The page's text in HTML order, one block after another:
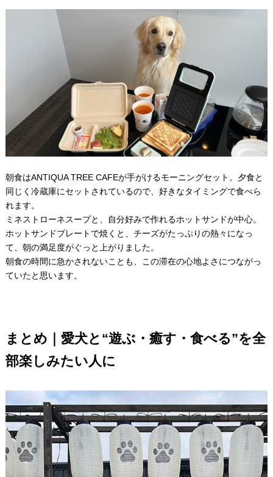
朝食はANTIQUA TREE CAFEが手がけるモーニングセット。夕食と
同じく冷蔵庫にセットされているので、好きなタイミングで食べら
れます。
ミネストローネスープと、自分好みで作れるホットサンドが中心。
ホットサンドプレートで焼くと、チーズがたっぷりの熱々になっ
て、朝の満足度がぐっと上がりました。
朝食の時間に急かされないことも、この滞在の心地よさにつながっ
ていたと思います。
まとめ｜愛犬と“遊ぶ・癒す・食べる”を全
部楽しみたい人に